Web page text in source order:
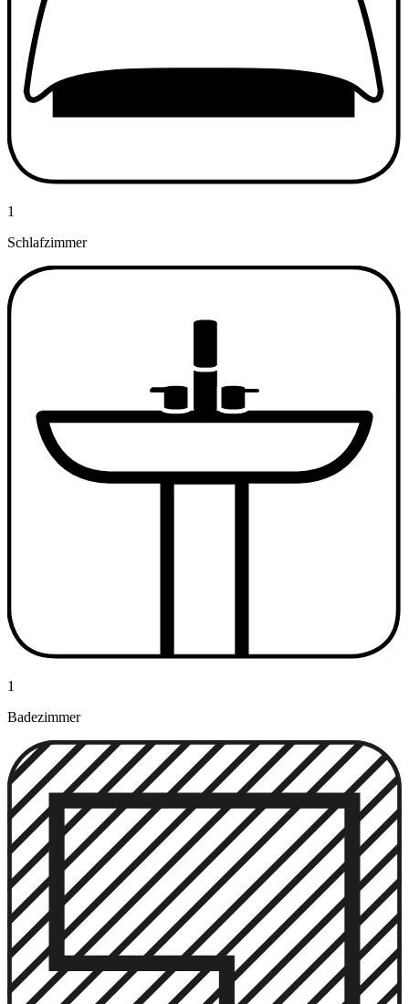
1
Schlafzimmer
1
Badezimmer